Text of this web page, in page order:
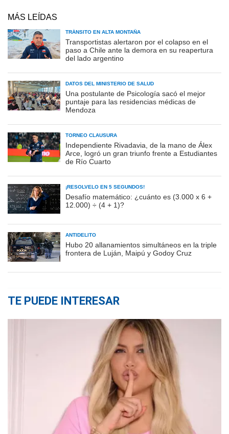
MÁS LEÍDAS
TRÁNSITO EN ALTA MONTAÑA
Transportistas alertaron por el colapso en el
paso a Chile ante la demora en su reapertura
del lado argentino
DATOS DEL MINISTERIO DE SALUD
Una postulante de Psicología sacó el mejor
puntaje para las residencias médicas de
Mendoza
TORNEO CLAUSURA
Independiente Rivadavia, de la mano de Álex
Arce, logró un gran triunfo frente a Estudiantes
de Río Cuarto
¡RESOLVELO EN 5 SEGUNDOS!
Desafío matemático: ¿cuánto es (3.000 x 6 +
12.000) ÷ (4 + 1)?
ANTIDELITO
Hubo 20 allanamientos simultáneos en la triple
frontera de Luján, Maipú y Godoy Cruz
TE PUEDE INTERESAR